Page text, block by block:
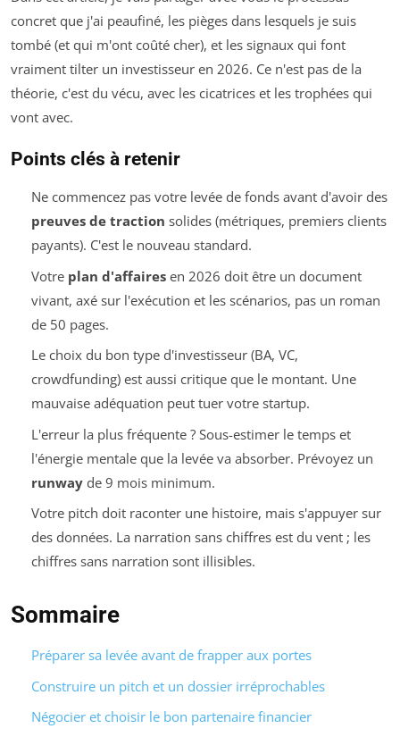
concret que j'ai peaufiné, les pièges dans lesquels je suis
tombé (et qui m'ont coûté cher), et les signaux qui font
vraiment tilter un investisseur en 2026. Ce n'est pas de la
théorie, c'est du vécu, avec les cicatrices et les trophées qui
vont avec.
Points clés à retenir
Ne commencez pas votre levée de fonds avant d'avoir des
preuves de traction solides (métriques, premiers clients
payants). C'est le nouveau standard.
Votre plan d'affairesen 2026 doit être un document
vivant, axé sur l'exécution et les scénarios, pas un roman
de 50 pages.
Le choix du bon type d'investisseur (BA, VC,
crowdfunding) est aussi critique que le montant. Une
mauvaise adéquation peut tuer votre startup.
L'erreur la plus fréquente ? Sous-estimer le temps et
l'énergie mentale que la levée va absorber. Prévoyez un
runwayde 9 mois minimum.
Votre pitch doit raconter une histoire, mais s'appuyer sur
des données. La narration sans chiffres est du vent ; les
chiffres sans narration sont illisibles.
Sommaire
Préparer sa levée avant de frapper aux portes
Construire un pitch et un dossier irréprochables
Négocier et choisir le bon partenaire financier